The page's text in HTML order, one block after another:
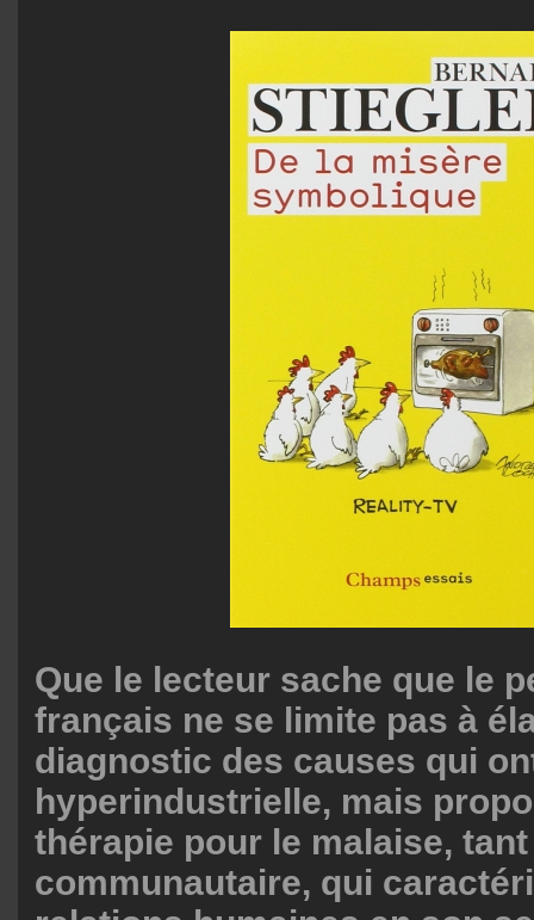
Que le lecteur sache que le
français ne se limite pas à
diagnostic des causes qui
hyperindustrielle, mais
thérapie pour le malaise,
communautaire, qui